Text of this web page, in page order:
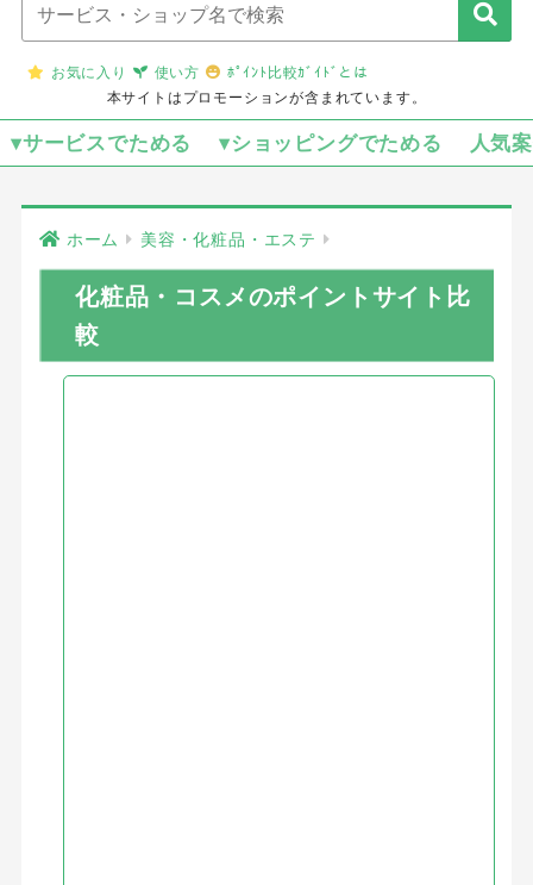
お気に入り 使い方
ﾎﾟｲﾝﾄ比較ｶﾞｲﾄﾞとは
本サイトはプロモーションが含まれています。
▾サービスでためる ▾ショッピングでためる 人気
ホーム 美容・化粧品・エステ
化粧品・コスメのポイントサイト比
較